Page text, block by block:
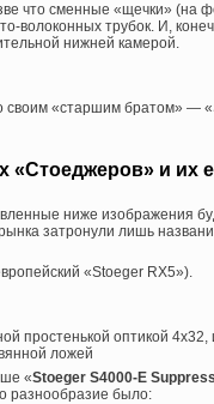
что сменные «щечки» (на
трубок. И,
нижней камерой.
«старшим братом» —
«Стоеджеров» и их
ниже изображения
затронули лишь
«Stoeger RX5»).
простенькой оптикой
ложей
«Stoeger S4000-E
разнообразие было: